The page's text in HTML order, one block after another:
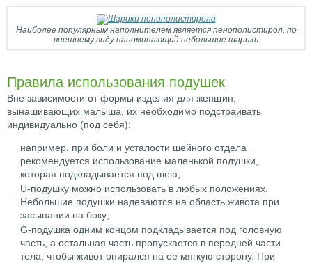
Наиболее популярным наполнителем является пенополистирол, по
внешнему виду напоминающий небольшие шарики
Правила использования подушек
Вне зависимости от формы изделия для женщин,
вынашивающих малыша, их необходимо подстраивать
индивидуально (под себя):
например, при боли и усталости шейного отдела
рекомендуется использование маленькой подушки,
которая подкладывается под шею;
U-подушку можно использовать в любых положениях.
Небольшие подушки надеваются на область живота при
засыпании на боку;
G-подушка одним концом подкладывается под головную
часть, а остальная часть пропускается в передней части
тела, чтобы живот опирался на ее мягкую сторону. При